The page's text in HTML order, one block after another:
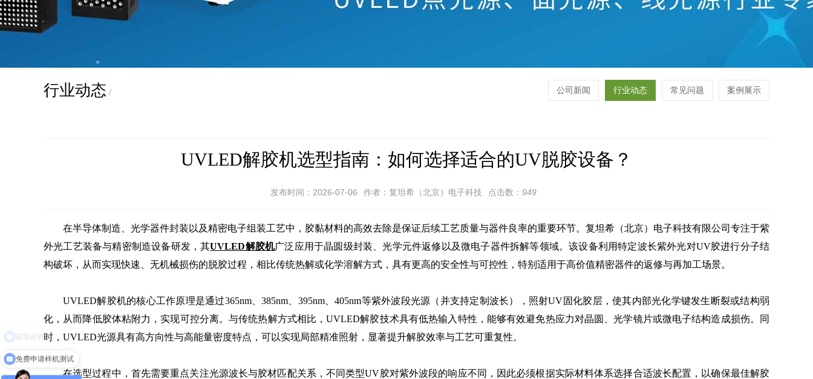
行业动态 / 公司新闻 行业动态 常见问题 案例展示
UVLED解胶机选型指南：如何选择适合的UV脱胶设备？
发布时间：2026-07-06 作者：复坦希（北京）电子科技 点击数： 949
在半导体制造、光学器件封装以及精密电子组装工艺中，胶黏材料的高效去除是保证后续工艺质量与器件良率的重要环节。复坦希（北京）电子科技有限公司专注于紫
外光工艺装备与精密制造设备研发，其UVLED解胶机广泛应用于晶圆级封装、光学元件返修以及微电子器件拆解等领域。该设备利用特定波长紫外光对UV胶进行分子结
构破坏，从而实现快速、无机械损伤的脱胶过程，相比传统热解或化学溶解方式，具有更高的安全性与可控性，特别适用于高价值精密器件的返修与再加工场景。
UVLED解胶机的核心工作原理是通过365nm、385nm、395nm、405nm等紫外波段光源（并支持定制波长），照射UV固化胶层，使其内部光化学键发生断裂或结构弱
化，从而降低胶体粘附力，实现可控分离。与传统热解方式相比，UVLED解胶技术具有低热输入特性，能够有效避免热应力对晶圆、光学镜片或微电子结构造成损伤。同
时，UVLED光源具有高方向性与高能量密度特点，可以实现局部精准照射，显著提升解胶效率与工艺可重复性。
在选型过程中，首先需要重点关注光源波长与胶材匹配关系，不同类型UV胶对紫外波段的响应不同，因此必须根据实际材料体系选择合适波长配置，以确保最佳解胶
免费申请样机测试